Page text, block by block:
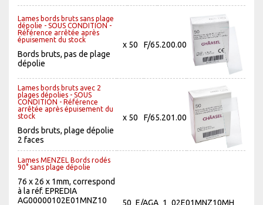
Lames bords bruts sans plage
dépolie - SOUS CONDITION -
Référence arrêtée après
épuisement du stock
Bords bruts, pas de plage
dépolie
x 50 F/65.200.00
Lames bords bruts avec 2
plages dépolies - SOUS
CONDITION - Référence
arrêtée après épuisement du
stock
Bords bruts, plage dépolie
2 faces
x 50 F/65.201.00
Lames MENZEL Bords rodés
90° sans plage dépolie
76 x 26 x 1mm, correspond
à la réf. EPREDIA
AG00000102E01MNZ10
50 E/AGA_1_02E01MNZ10MH